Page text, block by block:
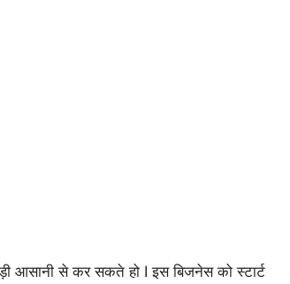
से कर सकते हो I इस बिजनेस को स्टार्ट